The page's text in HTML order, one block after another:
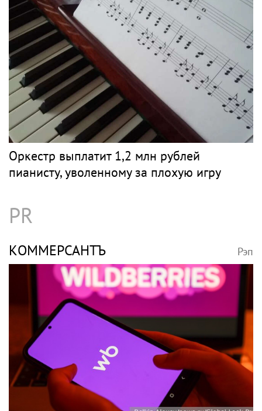
Оркестр выплатит 1,2 млн рублей
пианисту, уволенному за плохую игру
PR
КОММЕРСАНТЪ Рэп